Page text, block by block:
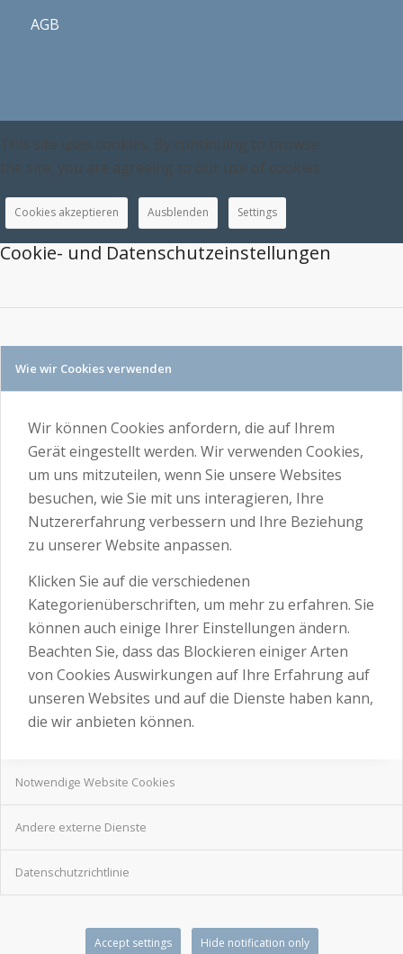
AGB
This site uses cookies. By continuing to browse
the site, you are agreeing to our use of cookies.
Cookies akzeptieren Ausblenden Settings
Cookie- und Datenschutzeinstellungen
Wie wir Cookies verwenden
Wir können Cookies anfordern, die auf Ihrem
Gerät eingestellt werden. Wir verwenden Cookies,
um uns mitzuteilen, wenn Sie unsere Websites
besuchen, wie Sie mit uns interagieren, Ihre
Nutzererfahrung verbessern und Ihre Beziehung
zu unserer Website anpassen.
Klicken Sie auf die verschiedenen
Kategorienüberschriften, um mehr zu erfahren. Sie
können auch einige Ihrer Einstellungen ändern.
Beachten Sie, dass das Blockieren einiger Arten
von Cookies Auswirkungen auf Ihre Erfahrung auf
unseren Websites und auf die Dienste haben kann,
die wir anbieten können.
Notwendige Website Cookies
Andere externe Dienste
Datenschutzrichtlinie
Accept settings Hide notification only